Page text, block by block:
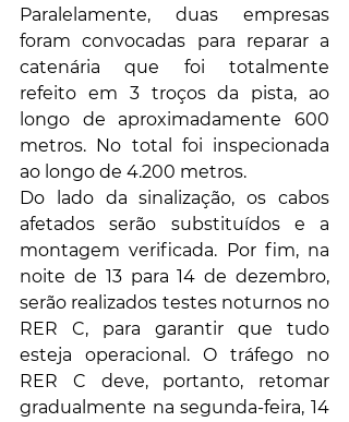
Paralelamente, duas empresas
foram convocadas para reparar a
catenária que foi totalmente
refeito em 3 troços da pista, ao
longo de aproximadamente 600
metros. No total foi inspecionada
ao longo de 4.200 metros.
Do lado da sinalização, os cabos
afetados serão substituídos e a
montagem verificada. Por fim, na
noite de 13 para 14 de dezembro,
serão realizados testes noturnos no
RER C, para garantir que tudo
esteja operacional. O tráfego no
RER C deve, portanto, retomar
gradualmente na segunda-feira, 14